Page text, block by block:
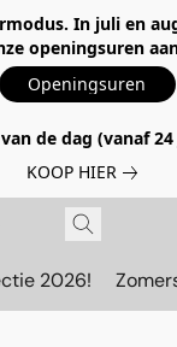
In juli en
openingsuren
Openingsuren
de dag (vanaf
KOOP HIER
2026!